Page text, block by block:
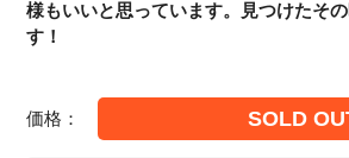
様もいいと思っています。見つけたそ
す！
価格： SOLD